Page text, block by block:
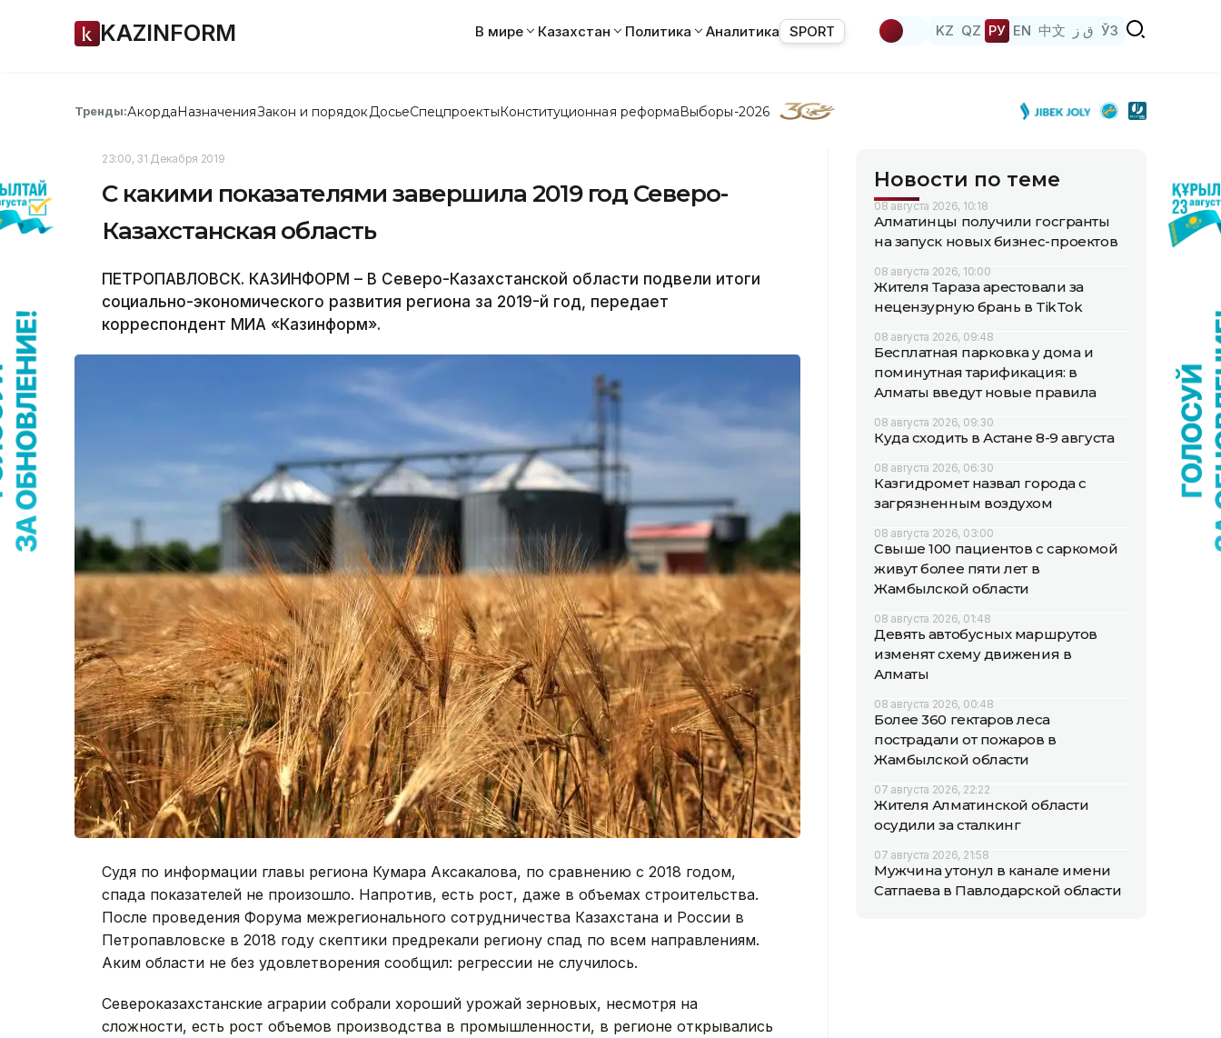
KAZINFORM В мире Казахстан Политика Аналитика SPORT KZ QZ РУ EN 中文 ق ز ЎЗ
Тренды:АкордаНазначенияЗакон и порядок ДосьеСпецпроектыКонституционная реформаВыборы-2026
23:00, 31 Декабря 2019
С какими показателями завершила 2019 год Северо-
Казахстанская область
ПЕТРОПАВЛОВСК. КАЗИНФОРМ – В Северо-Казахстанской области подвели итоги
социально-экономического развития региона за 2019-й год, передает
корреспондент МИА «Казинформ».
Судя по информации главы региона Кумара Аксакалова, по сравнению с 2018 годом,
спада показателей не произошло. Напротив, есть рост, даже в объемах строительства.
После проведения Форума межрегионального сотрудничества Казахстана и России в
Петропавловске в 2018 году скептики предрекали региону спад по всем направлениям.
Аким области не без удовлетворения сообщил: регрессии не случилось.
Североказахстанские аграрии собрали хороший урожай зерновых, несмотря на
сложности, есть рост объемов производства в промышленности, в регионе открывались
Новости по теме
08 августа 2026, 10:18
Алматинцы получили госгранты
на запуск новых бизнес-проектов
08 августа 2026, 10:00
Жителя Тараза арестовали за
нецензурную брань в TikTok
08 августа 2026, 09:48
Бесплатная парковка у дома и
поминутная тарификация: в
Алматы введут новые правила
08 августа 2026, 09:30
Куда сходить в Астане 8-9 августа
08 августа 2026, 06:30
Казгидромет назвал города с
загрязненным воздухом
08 августа 2026, 03:00
Свыше 100 пациентов с саркомой
живут более пяти лет в
Жамбылской области
08 августа 2026, 01:48
Девять автобусных маршрутов
изменят схему движения в
Алматы
08 августа 2026, 00:48
Более 360 гектаров леса
пострадали от пожаров в
Жамбылской области
07 августа 2026, 22:22
Жителя Алматинской области
осудили за сталкинг
07 августа 2026, 21:58
Мужчина утонул в канале имени
Сатпаева в Павлодарской области